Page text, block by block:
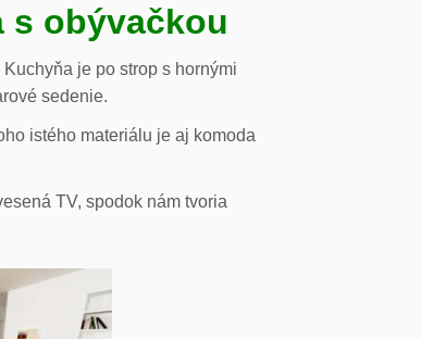
s obývačkou
je po strop s hornými
sedenie.
istého materiálu je aj komoda
TV, spodok nám tvoria